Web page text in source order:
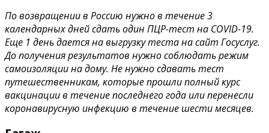
По возвращении в Россию нужно в течение 3
календарных дней сдать один ПЦР-тест на COVID-19.
Еще 1 день дается на выгрузку теста на сайт Госуслуг.
До получения результатов нужно соблюдать режим
самоизоляции на дому. Не нужно сдавать тест
путешественникам, которые прошли полный курс
вакцинации в течение последнего года или перенесли
коронавирусную инфекцию в течение шести месяцев.